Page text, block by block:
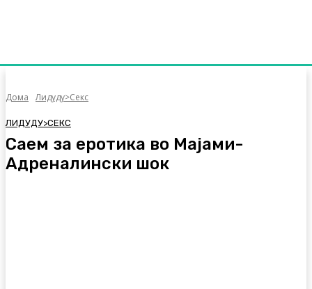
Дома Лидуду>Секс
ЛИДУДУ>СЕКС
Саем за еротика во Мајами-
Адреналински шок